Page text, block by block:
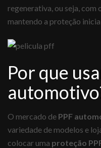
regenerativa, ou seja, com
mantendo a proteção
Por que
O mercado de PPF
variedade de modelos e
colocar uma proteção